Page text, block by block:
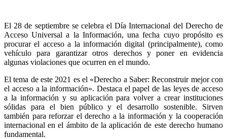
El 28 de septiembre se celebra el Día Internacional del Derecho de
Acceso Universal a la Información, una fecha cuyo propósito es
procurar el acceso a la información digital (principalmente), como
vehículo para garantizar otros derechos y poner en evidencia
algunas violaciones que ocurren en el mundo.
El tema de este 2021 es el «Derecho a Saber: Reconstruir mejor con
el acceso a la información». Destaca el papel de las leyes de acceso
a la información y su aplicación para volver a crear instituciones
sólidas para el bien público y el desarrollo sostenible. Sirven
también para reforzar el derecho a la información y la cooperación
internacional en el ámbito de la aplicación de este derecho humano
fundamental.